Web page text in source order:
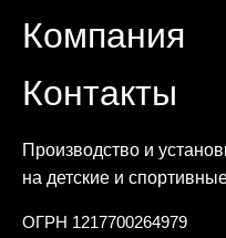
Производство и
на детские и
ОГРН 1217700264979
Компания
Контакты